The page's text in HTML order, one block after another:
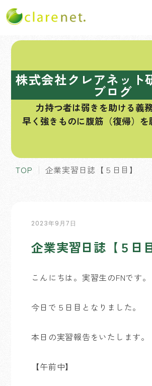
株式会社クレアネット
ブログ
力持つ者は弱きを助ける義務
早く強きものに腹筋（復帰）を
TOP 企業実習日誌【５日目】
2023年9月7日
企業実習日誌【５日目
こんにちは。実習生のFNです。
今日で５日目となりました。
本日の実習報告をいたします。
【午前中】